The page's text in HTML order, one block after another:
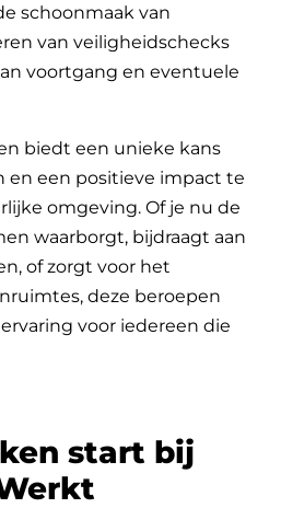
schoonmaak van
van veiligheidschecks
voortgang en eventuele
biedt een unieke kans
een positieve impact te
omgeving. Of je nu de
waarborgt, bijdraagt aan
of zorgt voor het
deze beroepen
voor iedereen die
start bij